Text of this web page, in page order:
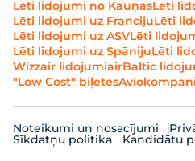
Lēti lidojumi no KauņasLēti
Lēti lidojumi uz FrancijuLēti
Lēti lidojumi uz ASVLēti
Lēti lidojumi uz SpānijuLēti
Wizzair lidojumiairBaltic
"Low Cost" biļetes
Noteikumi un nosacījumi
Sīkdatņu politika Kandidātu